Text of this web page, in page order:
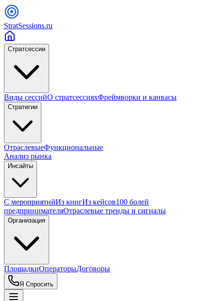
StratSessions.ru
Стратсессии
Виды сессийО стратсессияхФреймворки и канвасы
Стратегии
ОтраслевыеФункциональные
Анализ рынка
Инсайты
С мероприятийИз книгИз кейсов100 болей
предпринимателяОтраслевые тренды и сигналы
Организация
ПлощадкиОператорыДоговоры
Я Спросить